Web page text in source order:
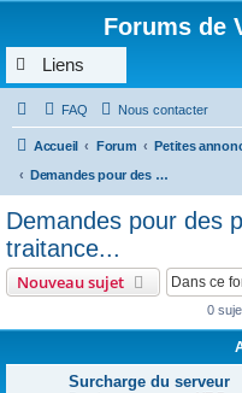
Forums de
Liens
FAQ Nous contacter
Accueil Forum
Demandes pour des prestations, de la sous traitance...
Demandes pour des
traitance...
Nouveau sujet
0
Surcharge du serveur